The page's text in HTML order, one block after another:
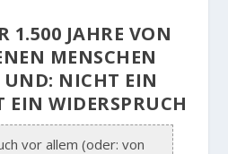
1.500 JAHRE VON
MENSCHEN
UND: NICHT EIN
EIN WIDERSPRUCH
vor allem (oder: von